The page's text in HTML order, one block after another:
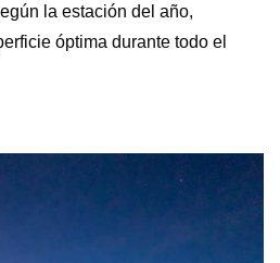
la estación del año,
óptima durante todo el